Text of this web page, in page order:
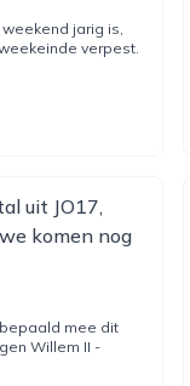
jarig is,
verpest.
uit JO17,
komen nog
mee dit
Willem II -